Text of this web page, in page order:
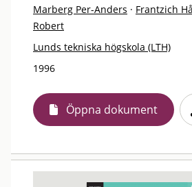
Marberg Per-Anders · Frantzich
Robert
Lunds tekniska högskola (LTH)
1996
Öppna dokument